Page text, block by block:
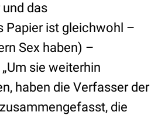
das
Papier ist gleichwohl –
Sex haben) –
sie weiterhin
haben die Verfasser der
die